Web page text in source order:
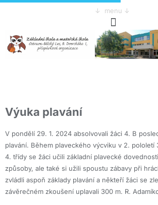
↓ menu ↓
Výuka plavání
V pondělí 29. 1. 2024 absolvovali žáci 4. B
plavání. Během plaveckého výcviku v 2. pololetí
4. třídy se žáci učili základní plavecké
způsoby, ale také si užili spoustu zábavy při
zvládli aspoň základy plavání a někteří žáci se
závěrečném zkoušení uplavali 300 m. R.